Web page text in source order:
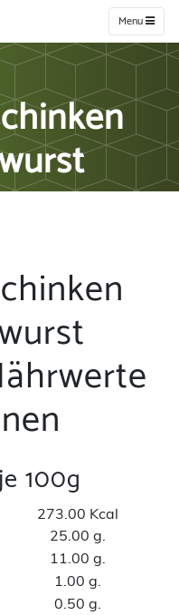
Menu
100g
273.00 Kcal
25.00 g.
11.00 g.
1.00 g.
0.50 g.